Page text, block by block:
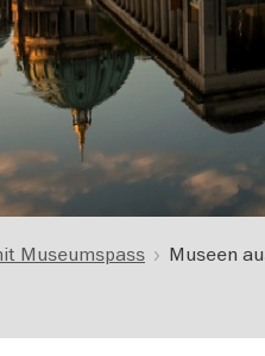
Museumspass Museen